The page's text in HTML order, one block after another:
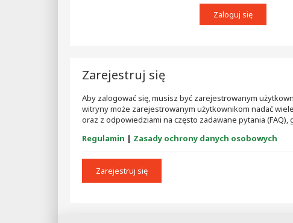
Zarejestruj się
Aby zalogować się, musisz być zarejestrowanym
witryny może zarejestrowanym użytkownikom nadać
oraz z odpowiedziami na często zadawane pytania
Regulamin | Zasady ochrony danych osobowych
Zarejestruj się